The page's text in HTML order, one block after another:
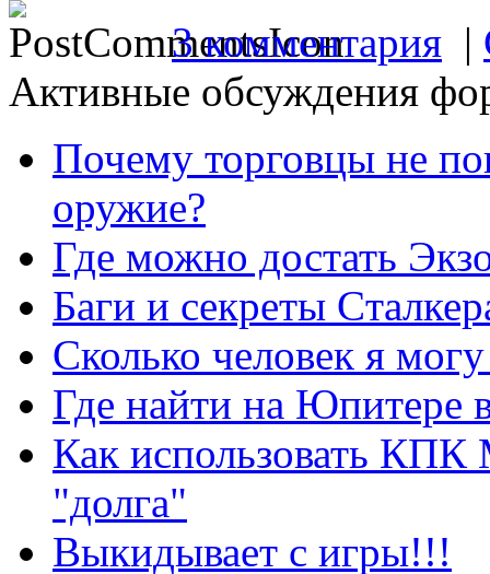
3 комментария |
Активные обсуждения
Почему торговцы не
оружие?
Где можно достать
Баги и секреты
Сколько человек я
Где найти на Юпитере
Как использовать
"долга"
Выкидывает с игры!!!